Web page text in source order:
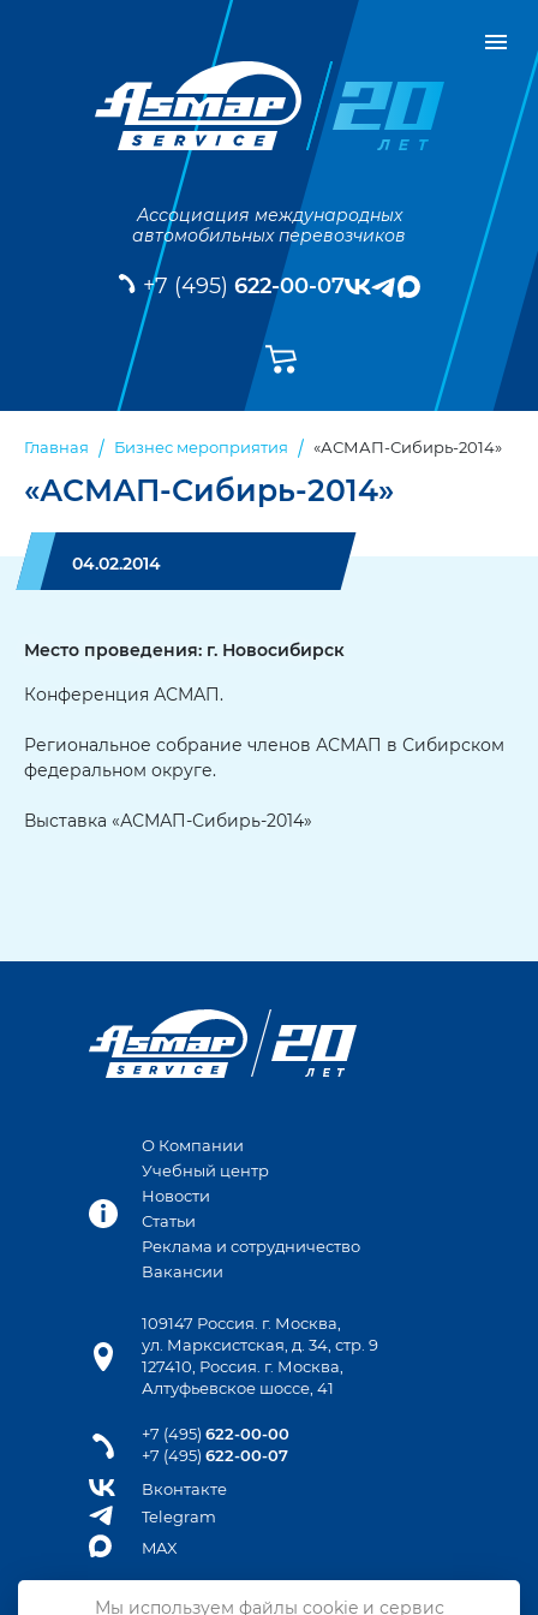
Ассоциация международных
автомобильных перевозчиков
+7 (495) 622-00-07
Главная Бизнес мероприятия «АСМАП-Сибирь-2014»
«АСМАП-Сибирь-2014»
04.02.2014
Место проведения: г. Новосибирск
Конференция АСМАП.
Региональное собрание членов АСМАП в Сибирском
федеральном округе.
Выставка «АСМАП-Сибирь-2014»
О Компании
Учебный центр
Новости
Статьи
Реклама и сотрудничество
Вакансии
109147 Россия. г. Москва,
ул. Марксистская, д. 34, стр. 9
127410, Россия. г. Москва,
Алтуфьевское шоссе, 41
+7 (495) 622-00-00
+7 (495) 622-00-07
Вконтакте
Telegram
MAX
Мы используем файлы cookie и сервис